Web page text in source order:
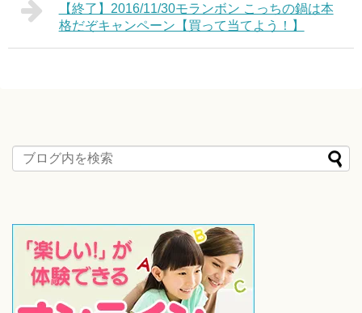
【終了】2016/11/30モランボン こっちの鍋は本
格だぞキャンペーン【買って当てよう！】